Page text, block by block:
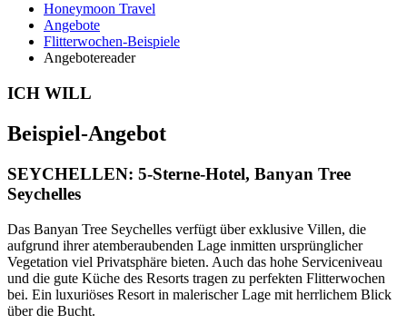
Honeymoon Travel
Angebote
Flitterwochen-Beispiele
Angebotereader
ICH WILL
Beispiel-Angebot
SEYCHELLEN: 5-Sterne-Hotel, Banyan Tree
Seychelles
Das Banyan Tree Seychelles verfügt über exklusive Villen, die
aufgrund ihrer atemberaubenden Lage inmitten ursprünglicher
Vegetation viel Privatsphäre bieten. Auch das hohe Serviceniveau
und die gute Küche des Resorts tragen zu perfekten Flitterwochen
bei. Ein luxuriöses Resort in malerischer Lage mit herrlichem Blick
über die Bucht.